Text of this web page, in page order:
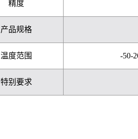
精度
产品规格
温度范围 -50-
特别要求